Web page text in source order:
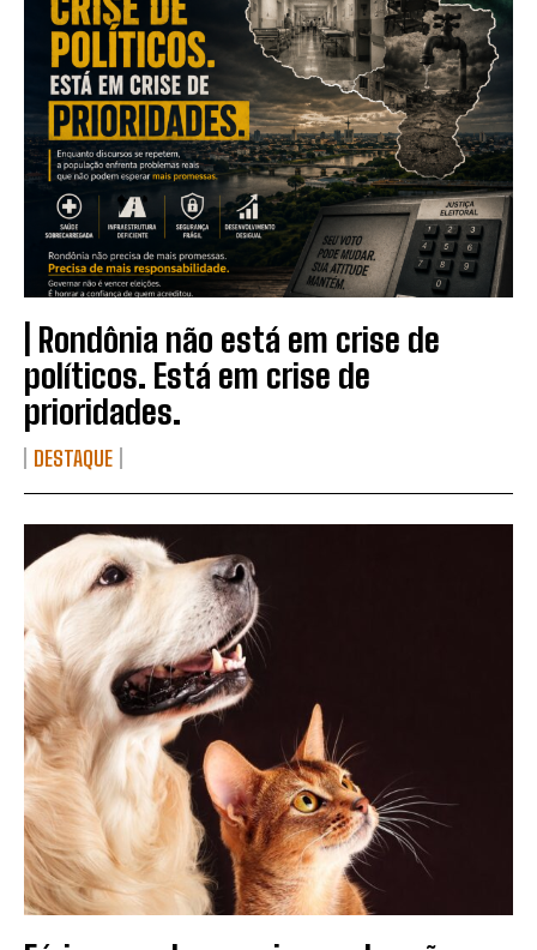
| Rondônia não está em crise de
políticos. Está em crise de
prioridades.
DESTAQUE